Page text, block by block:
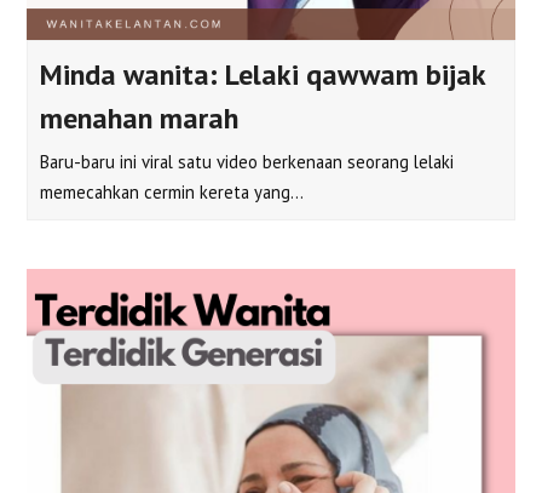
Minda wanita: Lelaki qawwam bijak
menahan marah
Baru-baru ini viral satu video berkenaan seorang lelaki
memecahkan cermin kereta yang…